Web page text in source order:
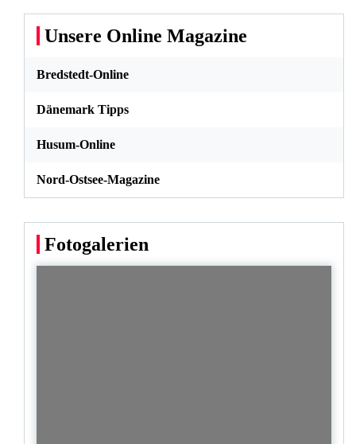
Unsere Online Magazine
Bredstedt-Online
Dänemark Tipps
Husum-Online
Nord-Ostsee-Magazine
Fotogalerien